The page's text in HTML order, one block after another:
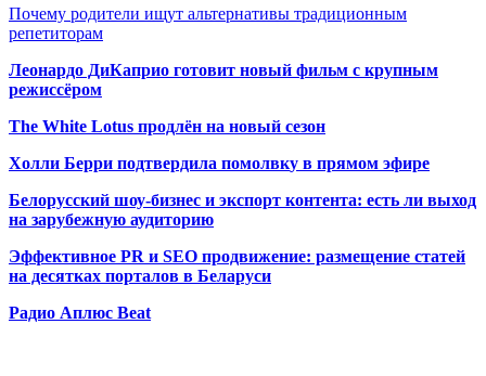
Почему родители ищут альтернативы традиционным
репетиторам
Леонардо ДиКаприо готовит новый фильм с крупным
режиссёром
The White Lotus продлён на новый сезон
Холли Берри подтвердила помолвку в прямом эфире
Белорусский шоу-бизнес и экспорт контента: есть ли выход
на зарубежную аудиторию
Эффективное PR и SEO продвижение: размещение статей
на десятках порталов в Беларуси
Радио Аплюс Beat